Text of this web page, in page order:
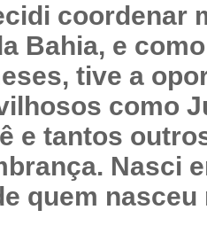
coordenar
Bahia, e
tive a
como
e tantos
Nasci
quem nasceu